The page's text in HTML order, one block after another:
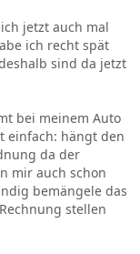
jetzt auch mal
ich recht spät
sind da jetzt
bei meinem Auto
einfach: hängt den
da der
mir auch schon
bemängele das
stellen